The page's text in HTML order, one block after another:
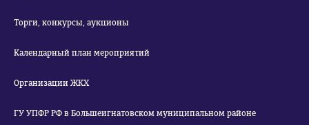
Торги, конкурсы, аукционы
Календарный план мероприятий
Организации ЖКХ
ГУ УПФР РФ в Большеигнатовском муниципальном районе